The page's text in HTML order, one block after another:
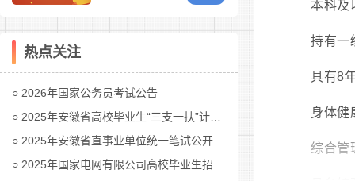
热点关注
2026年国家公务员考试公告
2025年安徽省高校毕业生“三支一扶”计划招募公告
2025年安徽省直事业单位统一笔试公开招聘工作人员公告
2025年国家电网有限公司高校毕业生招聘公告(第二批)汇总
本科及
持有一
具有8
身体健
综合管